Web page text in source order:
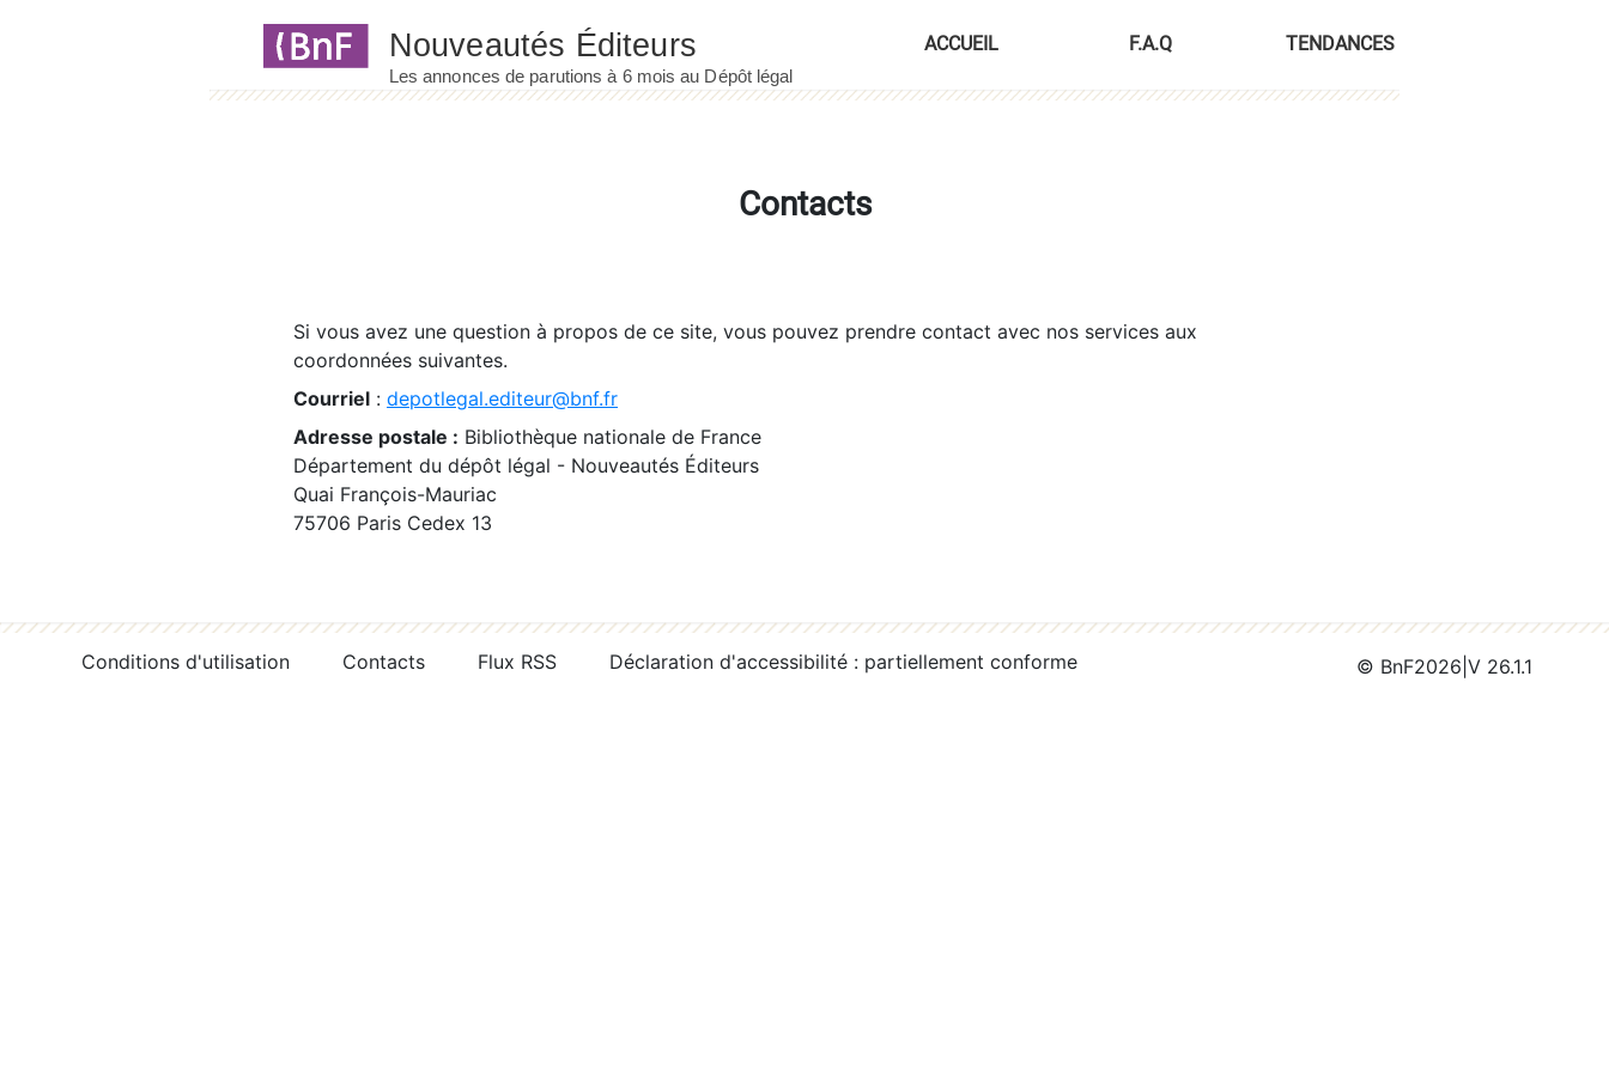
ACCUEIL F.A.Q TENDANCES
Contacts
Si vous avez une question à propos de ce site, vous pouvez prendre contact avec nos services aux
coordonnées suivantes.
Courriel : depotlegal.editeur@bnf.fr
Adresse postale : Bibliothèque nationale de France
Département du dépôt légal - Nouveautés Éditeurs
Quai François-Mauriac
75706 Paris Cedex 13
Conditions d'utilisation Contacts Flux RSS Déclaration d'accessibilité : partiellement conforme © BnF2026 V 26.1.1